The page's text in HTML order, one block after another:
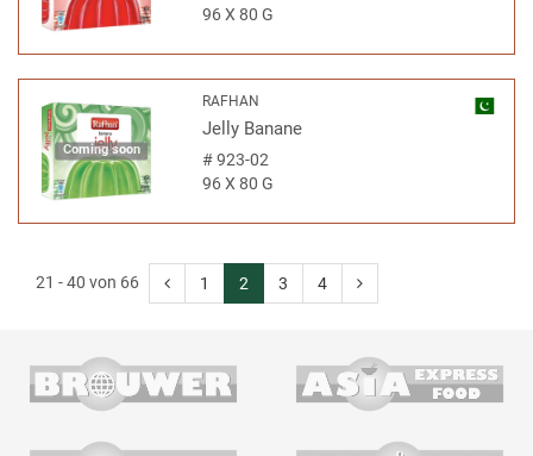
96 X 80 G
Coming soon
RAFHAN
Jelly Banane
#923-02
96 X 80 G
21 - 40 von 66 1 2 3 4